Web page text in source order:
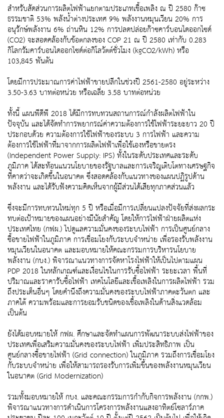
สำหรับสัดส่วนการผลิตไฟฟ้าแยกตามประเภทเชื้อเพลิง ณ ปี 2580 ก๊าซ
ธรรมชาติ 53% พลังน้ำต่างประเทศ 9% พลังงานหมุนเวียน 20% การ
อนุรักษ์พลังงาน 6% ถ่านหิน 12% การปลดปล่อยก๊าซคาร์บอนไดออกไซด์
(CO2) จะสอดคล้องกับข้อตกลงของ COP 21 ณ ปี 2580 เท่ากับ 0.283
กิโลกรัมคาร์บอนไดออกไซด์ต่อกิโลวัตต์ชั่วโมง (kgCO2/kWh) หรือ
103,845 พันตัน
โดยมีการประมาณการค่าไฟฟ้าขายปลีกในช่วงปี 2561-2580 อยู่ระหว่าง
3.50-3.63 บาทต่อหน่วย หรือเฉลี่ย 3.58 บาทต่อหน่วย
ทั้งนี้ แผนพีดีพี 2018 ได้มีการทบทวนสถานการณ์กำลังผลิตไฟฟ้าใน
ปัจจุบัน และได้จัดทำการพยากรณ์ค่าความต้องการใช้ไฟฟ้าระยะยาว 20 ปี
ประกอบด้วย ความต้องการใช้ไฟฟ้าของระบบ 3 การไฟฟ้า และความ
ต้องการใช้ไฟฟ้าที่มาจากการผลิตไฟฟ้าเพื่อใช้เองหรือขายตรง
(Independent Power Supply: IPS) ทั้งในระดับประเทศและระดับ
ภูมิภาค ได้สะท้อนแนวนโยบายของรัฐบาลและการเจริญเติบโตทางเศรษฐกิจ
ที่คาดว่าจะเกิดขึ้นในอนาคต ซึ่งสอดคล้องกับแนวทางของแผนปฏิรูปด้าน
พลังงาน และได้รับฟังความคิดเห็นจากผู้มีส่วนได้เสียทุกภาคส่วนแล้ว
ซึ่งจะมีการทบทวนใหม่ทุก 5 ปี หรือเมื่อมีการเปลี่ยนแปลงปัจจัยที่ส่งผลกระ
ทบต่อเป้าหมายของแผนอย่างมีนัยสำคัญ โดยให้การไฟฟ้าฝ่ายผลิตแห่ง
ประเทศไทย (กฟผ.) ไปดูแลความมั่นคงของระบบไฟฟ้า การเป็นศูนย์กลาง
ซื้อขายไฟฟ้าในภูมิภาค การเชื่อมโยงกับระบบจำหน่าย เพื่อรองรับพลังงาน
หมุนเวียนในอนาคต และมอบหมายให้คณะกรรมการบริหารนโยบาย
พลังงาน (กบง.) พิจารณาแนวทางการจัดหาโรงไฟฟ้าให้เป็นไปตามแผน
PDP 2018 ในหลักเกณฑ์และเงื่อนไขในการรับซื้อไฟฟ้า ระยะเวลา พื้นที่
ปริมาณและราคารับซื้อไฟฟ้า เทคโนโลยีและเชื้อเพลิงในการผลิตไฟฟ้า รวม
ถึงประเด็นอื่นๆ โดยคำนึงถึงความมั่นคงของระบบไฟฟ้าภาคตะวันตก และ
ภาคใต้ ความพร้อมและการยอมรับชนิดของเชื้อเพลิงในด้านสิ่งแวดล้อม
เป็นต้น
ยังได้มอบหมายให้ กฟผ. ศึกษาและจัดทำแผนการพัฒนาระบบส่งไฟฟ้าของ
ประเทศเพื่อเสริมความมั่นคงของระบบไฟฟ้า เพิ่มประสิทธิภาพ เป็น
ศูนย์กลางซื้อขายไฟฟ้า (Grid connection) ในภูมิภาค รวมถึงการเชื่อมโยง
กับระบบจำหน่าย เพื่อให้สามารถรองรับการเพิ่มขึ้นของพลังงานหมุนเวียน
ในอนาคต (Grid Modernization)
รวมทั้งมอบหมายให้ กบง. และคณะกรรมการกำกับกิจการพลังงาน (กกพ.)
พิจารณาแนวทางการดำเนินการโครงการพลังงานแสงอาทิตย์โซลาร์ภาค